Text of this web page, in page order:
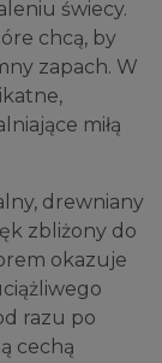
świecy.
chcą, by
zapach. W
miłą
drewniany
zbliżony do
okazuje
razu po
cechą